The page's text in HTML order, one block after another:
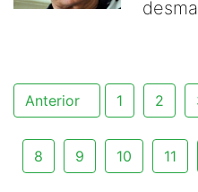
Anterior 1 2
8 9 10 11